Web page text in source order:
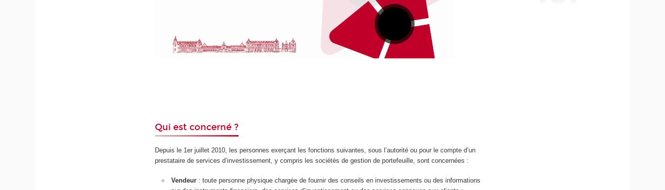
Qui est concerné ?
Depuis le 1er juillet 2010, les personnes exerçant les fonctions suivantes, sous l’autorité ou pour le compte d’un
prestataire de services d’investissement, y compris les sociétés de gestion de portefeuille, sont concernées :
Vendeur : toute personne physique chargée de fournir des conseils en investissements ou des informations